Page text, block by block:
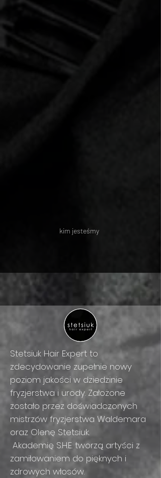
kim jesteśmy
Stetsiuk Hair Expert to
zdecydowanie zupełnie nowy
poziom jakości w dziedzinie
fryzjerstwa i urody. Założone
zostało przez doświadczonych
mistrzów fryzjerstwa Waldemara
oraz Olenę Stetsiuk.
Akademię S.H.E. tworzą artyści z
zamiłowaniem do pięknych i
zdrowych włosów.